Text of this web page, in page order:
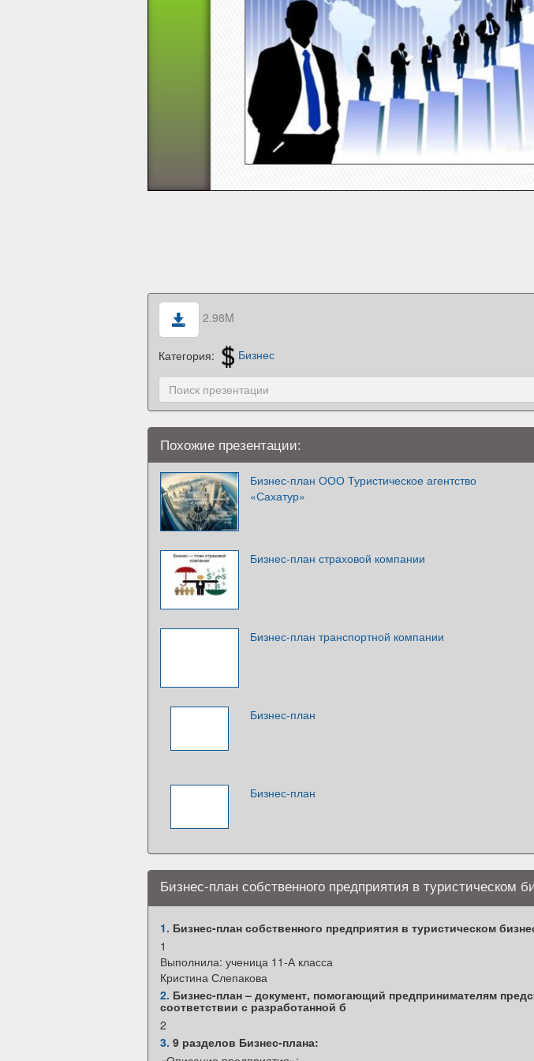
2.98M
Категория: Бизнес
Похожие презентации:
Бизнес-план ООО Туристическое агентство
«Сахатур»
Бизнес-план страховой компании
Бизнес-план транспортной компании
Бизнес-план
Бизнес-план
Бизнес-план собственного предприятия в туристическом
1. Бизнес-план собственного предприятия в туристическом
1
Выполнила: ученица 11-А класса
Кристина Слепакова
2. Бизнес-план – документ, помогающий предпринимателям
соответствии с разработанной б
2
3. 9 разделов Бизнес-плана: